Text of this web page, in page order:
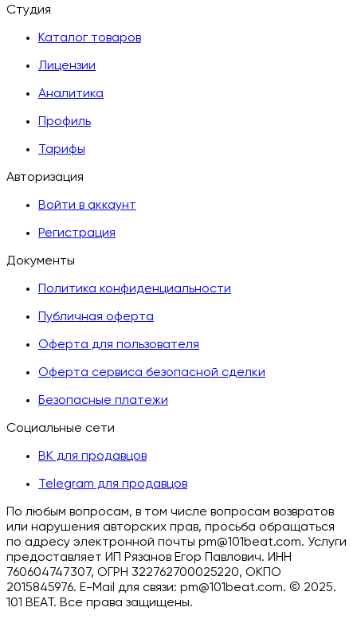
Студия
Каталог товаров
Лицензии
Аналитика
Профиль
Тарифы
Авторизация
Войти в аккаунт
Регистрация
Документы
Политика конфиденциальности
Публичная оферта
Оферта для пользователя
Оферта сервиса безопасной сделки
Безопасные платежи
Социальные сети
ВК для продавцов
Telegram для продавцов
По любым вопросам, в том числе вопросам возвратов
или нарушения авторских прав, просьба обращаться
по адресу электронной почты pm@101beat.com. Услуги
предоставляет ИП Рязанов Егор Павлович. ИНН
760604747307, ОГРН 322762700025220, ОКПО
2015845976. E-Mail для связи: pm@101beat.com. © 2025.
101 BEAT. Все права защищены.